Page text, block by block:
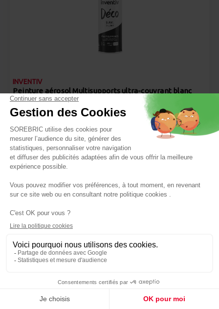
INVENTIV
Peinture aérosol Multisupports ultra-couvrant blanc
brillant 400ml - INVENTIV
7,90 €
INVENTIV